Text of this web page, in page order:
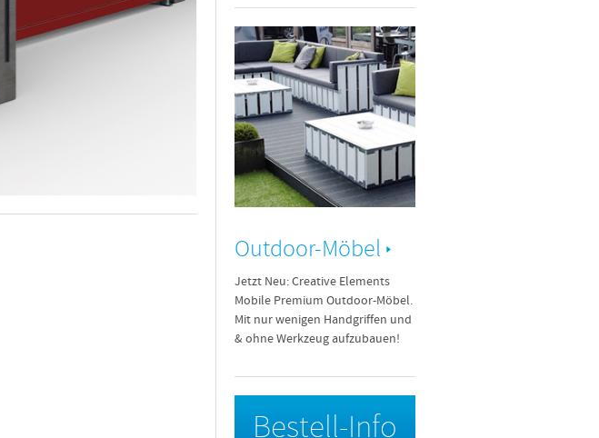
Outdoor-Möbel
Jetzt Neu: Creative Elements
Mobile Premium Outdoor-Möbel.
Mit nur wenigen Handgriffen und
& ohne Werkzeug aufzubauen!
Bestell-Info